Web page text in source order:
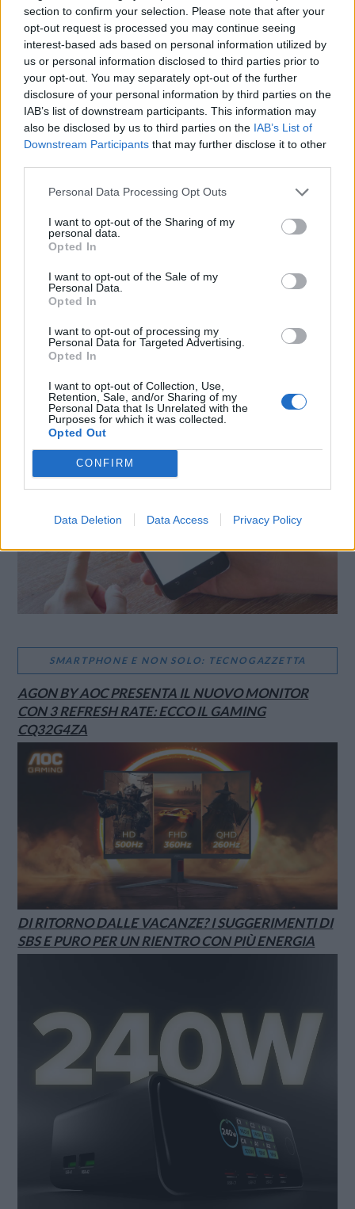
section to confirm your selection. Please note that after your
opt-out request is processed you may continue seeing
interest-based ads based on personal information utilized by
us or personal information disclosed to third parties prior to
your opt-out. You may separately opt-out of the further
disclosure of your personal information by third parties on the
IAB’s list of downstream participants. This information may
also be disclosed by us to third parties on the IAB’s List of
Downstream Participants that may further disclose it to other
Personal Data Processing Opt Outs
I want to opt-out of the Sharing of my
personal data.
Opted In
I want to opt-out of the Sale of my
Personal Data.
Opted In
I want to opt-out of processing my
Personal Data for Targeted Advertising.
Opted In
I want to opt-out of Collection, Use,
Retention, Sale, and/or Sharing of my
Personal Data that Is Unrelated with the
Purposes for which it was collected.
Opted Out
CONFIRM
Data Deletion Data Access Privacy Policy
soglia mensile inclusa nell’offerta il traffico voce sarà tariffato 16
cent/min; gli SMS 12 cent/SMS; il traffico internet 50 cent/MB
con tariffazione in base ai reali Kbyte consumati in caso.
Tutti i dettagli sulla meccanica e sulle condizioni della
promozione “Porta un amico inPosteMobile ” sono disponibili sul
sitowww.postemobile.it
CONDIVIDI QUESTO ARTICOLO:
E-mail
X Mastodon Telegram
WhatsApp
LE MIGLIORI OFFERTE AMAZON
SMARTPHONE E NON SOLO: TECNOGAZZETTA
AGON BY AOC PRESENTA IL NUOVO MONITOR
CON 3 REFRESH RATE: ECCO IL GAMING
CQ32G4ZA
DI RITORNO DALLE VACANZE? I SUGGERIMENTI DI
SBS E PURO PER UN RIENTRO CON PIÙ ENERGIA